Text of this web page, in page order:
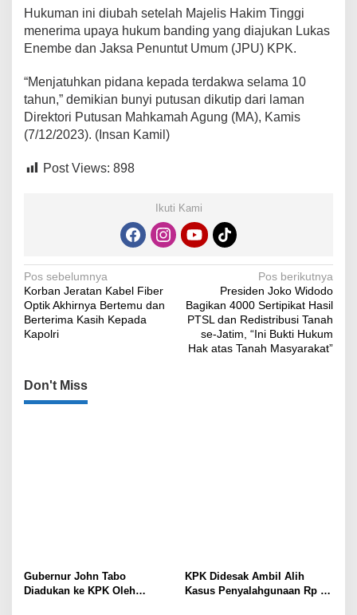
Hukuman ini diubah setelah Majelis Hakim Tinggi
menerima upaya hukum banding yang diajukan Lukas
Enembe dan Jaksa Penuntut Umum (JPU) KPK.
“Menjatuhkan pidana kepada terdakwa selama 10
tahun,” demikian bunyi putusan dikutip dari laman
Direktori Putusan Mahkamah Agung (MA), Kamis
(7/12/2023). (Insan Kamil)
Post Views: 898
Ikuti Kami
Navigasi
pos
Pos sebelumnya
Korban Jeratan Kabel Fiber
Optik Akhirnya Bertemu dan
Berterima Kasih Kepada
Kapolri
Pos berikutnya
Presiden Joko Widodo
Bagikan 4000 Sertipikat Hasil
PTSL dan Redistribusi Tanah
se-Jatim, “Ini Bukti Hukum
Hak atas Tanah Masyarakat”
Don't Miss
Gubernur John Tabo
Diadukan ke KPK Oleh
KPK Didesak Ambil Alih
Kasus Penyalahgunaan Rp 16